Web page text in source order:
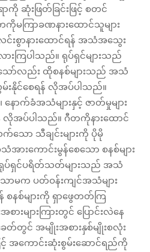
ဆုံးဖြတ်ခြင်းဖြင့် စတင်
ကိုမကြာခဏနားထောင်သူများ
စွာနားထောင်ရန် အသံအသွေး
ကြပါသည်။ ရုပ်ရှင်များသည်
ြသော်လည်း ထိုစနစ်များသည် အသံ
းနိုင်စေရန် လိုအပ်ပါသည်။
နောက်ခံအသံများနှင့် ဇာတ်မှုများ
အပ်ပါသည်။ ဂီတကိုနားထောင်
ော သီချင်းများကို ပိုမို
းကောင်းမွန်စေသော စနစ်များ
ပ်ရှင်ပရိတ်သတ်များသည် အသံ
သာမက ပတ်ဝန်းကျင်အသံများ
စနစ်များကို ရှာဖွေတတ်ကြ
စားများကြားတွင် ပြောင်းလဲနေ
တွင် အမျိုးအစားနှစ်မျိုးစလုံး
င့် အကောင်းဆုံးစွမ်းဆောင်ရည်ကို